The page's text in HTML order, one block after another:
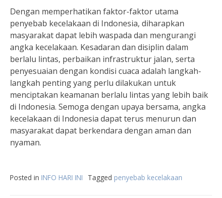
Dengan memperhatikan faktor-faktor utama
penyebab kecelakaan di Indonesia, diharapkan
masyarakat dapat lebih waspada dan mengurangi
angka kecelakaan. Kesadaran dan disiplin dalam
berlalu lintas, perbaikan infrastruktur jalan, serta
penyesuaian dengan kondisi cuaca adalah langkah-
langkah penting yang perlu dilakukan untuk
menciptakan keamanan berlalu lintas yang lebih baik
di Indonesia. Semoga dengan upaya bersama, angka
kecelakaan di Indonesia dapat terus menurun dan
masyarakat dapat berkendara dengan aman dan
nyaman.
Posted in INFO HARI INI Tagged penyebab kecelakaan